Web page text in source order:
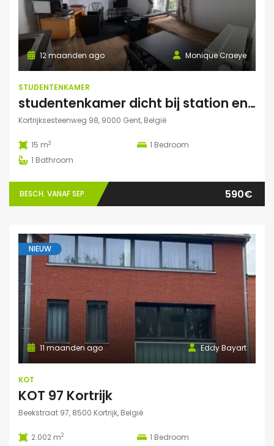
Monique Craeye
12 maanden ago
STUDENTENKAMER
studentenkamer dicht bij station en Citadelpark centraal gelegen
Kortrijksesteenweg 98, 9000 Gent, België
15 m2 1 Bedroom
1 Bathroom
BESCH. VANAF SEP. 590€
NIEUW
Eddy Bayart
11 maanden ago
KOT
KOT 97 Kortrijk
Beekstraat 97, 8500 Kortrijk, België
2.002 m2 1 Bedroom